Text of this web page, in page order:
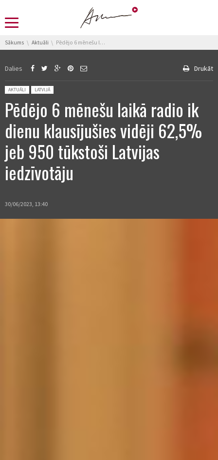
You are here:
Sākums Aktuāli Pēdējo 6 mēnešu laikā radio ik dienu klausījušies vidēji 62,5% jeb 950 tūkstoši Latvijas iedzīvotāju
Dalies Drukāt
Posted in:
AKTUĀLI LATVIJĀ
Pēdējo 6 mēnešu laikā radio ik
dienu klausījušies vidēji 62,5%
jeb 950 tūkstoši Latvijas
iedzīvotāju
30/06/2023, 13:40